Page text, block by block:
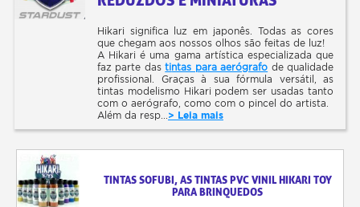
Hikari significa luz em japonês. Todas as cores
que chegam aos nossos olhos são feitas de luz!
A Hikari é uma gama artística especializada que
faz parte dastintas para aerógrafo de qualidade
profissional. Graças à sua fórmula versátil, as
tintas modelismo Hikari podem ser usadas tanto
com o aerógrafo, como com o pincel do artista.
Além da resp...> Leia mais
TINTAS SOFUBI, AS TINTAS PVC VINIL HIKARI TOY
PARA BRINQUEDOS